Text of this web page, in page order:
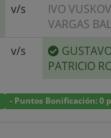
v/s IVO
VARGAS
v/s
PATRICIO
- Puntos Bonificación: 0